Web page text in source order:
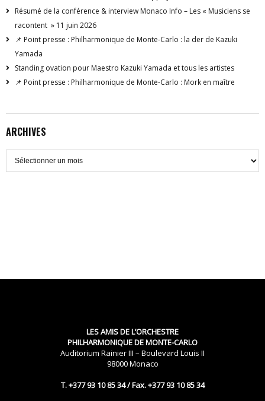
Résumé de la conférence & interview Monaco Info – Les « Musiciens se
racontent » 11 juin 2026
📌 Point presse : Philharmonique de Monte-Carlo : la der de Kazuki
Yamada
Standing ovation pour Maestro Kazuki Yamada et tous les artistes
📌 Point presse : Philharmonique de Monte-Carlo : Mork en maître
ARCHIVES
Archives
LES AMIS DE L’ORCHESTRE
PHILHARMONIQUE DE MONTE-CARLO
Auditorium Rainier III – Boulevard Louis II
98000 Monaco
T. +377 93 10 85 34 / Fax. +377 93 10 85 34